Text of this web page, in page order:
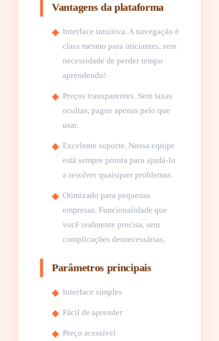
Vantagens da plataforma
Interface intuitiva. A navegação é
clara mesmo para iniciantes, sem
necessidade de perder tempo
aprendendo!
Preços transparentes. Sem taxas
ocultas, pague apenas pelo que
usar.
Excelente suporte. Nossa equipe
está sempre pronta para ajudá-lo
a resolver quaisquer problemas.
Otimizado para pequenas
empresas. Funcionalidade que
você realmente precisa, sem
complicações desnecessárias.
Parâmetros principais
Interface simples
Fácil de aprender
Preço acessível